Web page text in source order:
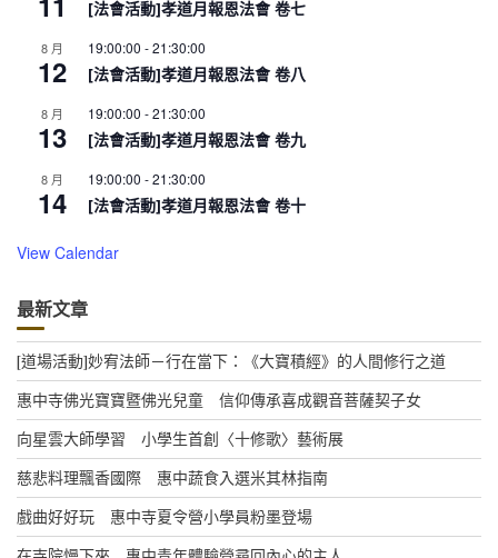
[法會活動]孝道月報恩法會 卷七
8 月
12
19:00:00 -21:30:00
[法會活動]孝道月報恩法會 卷八
8 月
13
19:00:00 -21:30:00
[法會活動]孝道月報恩法會 卷九
8 月
14
19:00:00 -21:30:00
[法會活動]孝道月報恩法會 卷十
View Calendar
最新文章
[道場活動]妙宥法師－行在當下：《大寶積經》的人間修行之道
惠中寺佛光寶寶暨佛光兒童 信仰傳承喜成觀音菩薩契子女
向星雲大師學習 小學生首創〈十修歌〉藝術展
慈悲料理飄香國際 惠中蔬食入選米其林指南
戲曲好好玩 惠中寺夏令營小學員粉墨登場